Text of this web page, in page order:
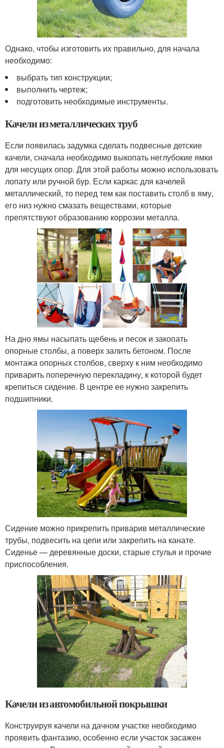
Однако, чтобы изготовить их правильно, для начала
необходимо:
выбрать тип конструкции;
выполнить чертеж;
подготовить необходимые инструменты.
Качели из металлических труб
Если появилась задумка сделать подвесные детские
качели, сначала необходимо выкопать неглубокие ямки
для несущих опор. Для этой работы можно использовать
лопату или ручной бур. Если каркас для качелей
металлический, то перед тем как поставить столб в яму,
его низ нужно смазать веществами, которые
препятствуют образованию коррозии металла.
На дно ямы насыпать щебень и песок и закопать
опорные столбы, а поверх залить бетоном. После
монтажа опорных столбов, сверху к ним необходимо
приварить поперечную перекладину, к которой будет
крепиться сидение. В центре ее нужно закрепить
подшипники.
Сидение можно прикрепить приварив металлические
трубы, подвесить на цепи или закрепить на канате.
Сиденье — деревянные доски, старые стулья и прочие
приспособления.
Качели из автомобильной покрышки
Конструируя качели на дачном участке необходимо
проявить фантазию, особенно если участок засажен